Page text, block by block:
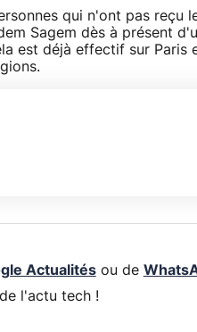
qui n'ont pas reçu
Sagem dès à présent
est déjà effectif sur Paris
Actualitésou de
l'actu tech !